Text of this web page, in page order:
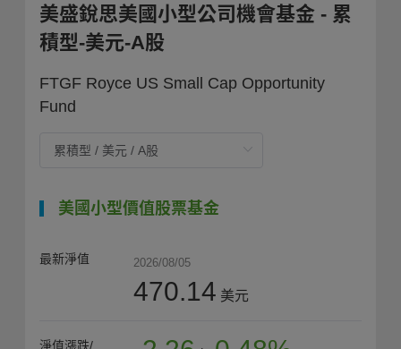
美盛銳思美國小型公司機會基金 - 累
積型-美元-A股
FTGF Royce US Small Cap Opportunity
Fund
美國小型價值股票基金
最新淨值 2026/08/05
470.14 美元
淨值漲跌/